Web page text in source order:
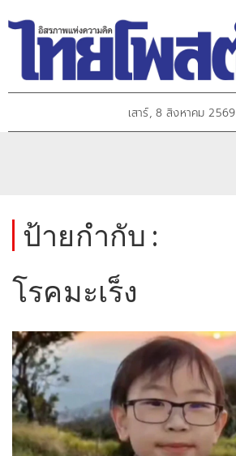
เสาร์, 8 สิงหาคม 2569
ป้ายกำกับ :
โรคมะเร็ง